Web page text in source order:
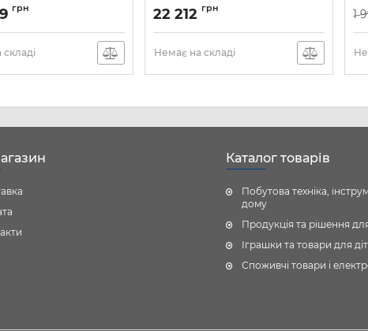
грн Артикул: 2515A012
22 212 грн
Немає на складі
1
Каталог товарів
Побутова техніка,
дому
Продукція та рішення
Іграшки та товари для
Споживчі товари і